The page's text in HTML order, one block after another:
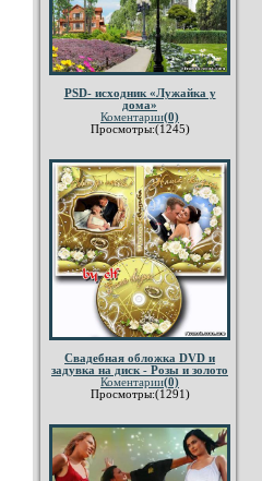
PSD- исходник «Лужайка у
дома»
Коментарии(0)
Просмотры:(1245)
Свадебная обложка DVD и
задувка на диск - Розы и золото
Коментарии(0)
Просмотры:(1291)